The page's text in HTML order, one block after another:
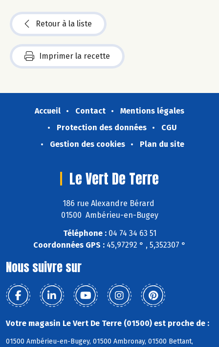
Retour à la liste
Imprimer la recette
Accueil Contact
Mentions légales
Protection des données
CGU
Gestion des cookies
Plan du site
Le Vert De Terre
186 rue Alexandre Bérard
01500 Ambérieu-en-Bugey
Téléphone :04 74 34 63 51
Coordonnées GPS : 45,97292 ° , 5,352307 °
Nous suivre sur
Votre magasin Le Vert De Terre (01500) est proche de :
01500 Ambérieu-en-Bugey, 01500 Ambronay, 01500 Bettant,